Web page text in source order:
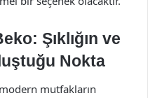
Şıklığın ve
Nokta
mutfakların